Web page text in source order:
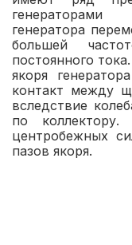
генератора
большей
постоянного
якоря
контакт между
вследствие
по
центробежных
пазов якоря.